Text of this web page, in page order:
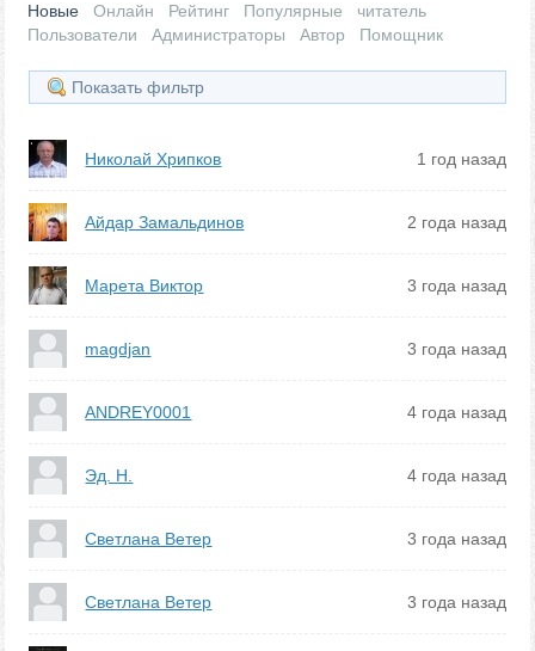
Новые Онлайн Рейтинг Популярные
читатель
Пользователи
Администраторы Автор Помощник
Показать фильтр
Николай Хрипков 1 год назад
Айдар Замальдинов 2 года назад
Марета Виктор 3 года назад
magdjan 3 года назад
ANDREY0001 4 года назад
Эд. Н. 4 года назад
Светлана Ветер 3 года назад
Светлана Ветер 3 года назад